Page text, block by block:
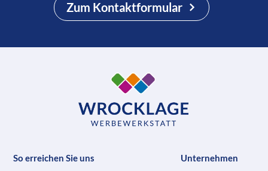
Zum Kontaktformular
So erreichen Sie uns
Unternehmen